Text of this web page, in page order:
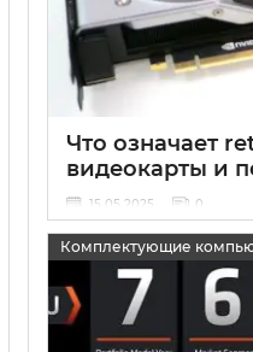
Что означает
видеокарты и
15 05 2025 0
Комплектующие